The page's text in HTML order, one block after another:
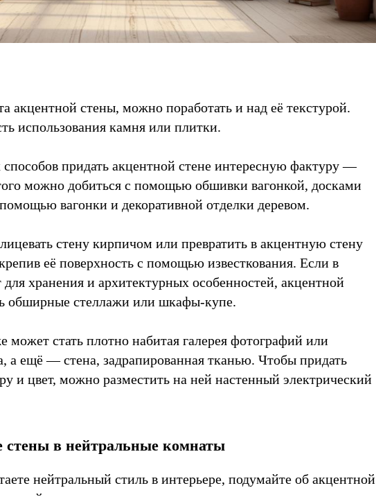
акцентной стены, можно поработать и над её текстурой.
использования камня или плитки.
придать акцентной стене интересную фактуру —
можно добиться с помощью обшивки вагонкой, досками
вагонки и декоративной отделки деревом.
стену кирпичом или превратить в акцентную стену
её поверхность с помощью известкования. Если в
для хранения и архитектурных особенностей, акцентной
обширные стеллажи или шкафы-купе.
может стать плотно набитая галерея фотографий или
а ещё — стена, задрапированная тканью. Чтобы придать
и цвет, можно разместить на ней настенный электрический
стены в нейтральные комнаты
нейтральный стиль в интерьере, подумайте об акцентной